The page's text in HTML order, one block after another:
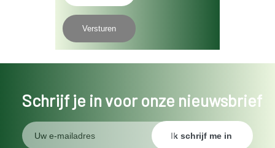
Schrijf je in voor onze nieuwsbrief